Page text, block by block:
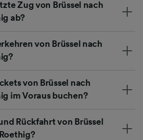
Zug von Brüssel nach
ab?
von Brüssel nach
von Brüssel nach
im Voraus buchen?
Rückfahrt von Brüssel